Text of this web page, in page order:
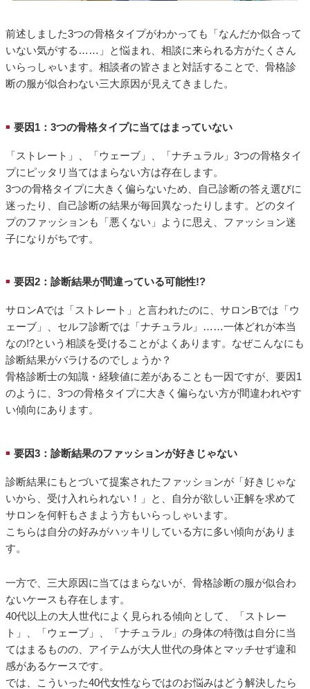
前述しました3つの骨格タイプがわかっても「なんだか似合って
いない気がする……」と悩まれ、相談に来られる方がたくさん
いらっしゃいます。相談者の皆さまと対話することで、骨格診
断の服が似合わない三大原因が見えてきました。
■ 要因1：3つの骨格タイプに当てはまっていない
「ストレート」、「ウェーブ」、「ナチュラル」3つの骨格タイ
プにピッタリ当てはまらない方は存在します。
3つの骨格タイプに大きく偏らないため、自己診断の答え選びに
迷ったり、自己診断の結果が毎回異なったりします。どのタイ
プのファッションも「悪くない」ように思え、ファッション迷
子になりがちです。
■ 要因2：診断結果が間違っている可能性!?
サロンAでは「ストレート」と言われたのに、サロンBでは「ウ
ェーブ」、セルフ診断では「ナチュラル」……一体どれが本当
なの!?という相談を受けることがよくあります。なぜこんなにも
診断結果がバラけるのでしょうか？
骨格診断士の知識・経験値に差があることも一因ですが、要因1
のように、3つの骨格タイプに大きく偏らない方が間違われやす
い傾向にあります。
■ 要因3：診断結果のファッションが好きじゃない
診断結果にもとづいて提案されたファッションが「好きじゃな
いから、受け入れられない！」と、自分が欲しい正解を求めて
サロンを何軒もさまよう方もいらっしゃいます。
こちらは自分の好みがハッキリしている方に多い傾向がありま
す。
一方で、三大原因に当てはまらないが、骨格診断の服が似合わ
ないケースも存在します。
40代以上の大人世代によく見られる傾向として、「ストレー
ト」、「ウェーブ」、「ナチュラル」の身体の特徴は自分に当
てはまるものの、アイテムが大人世代の身体とマッチせず違和
感があるケースです。
では、こういった40代女性ならではのお悩みはどう解決したら